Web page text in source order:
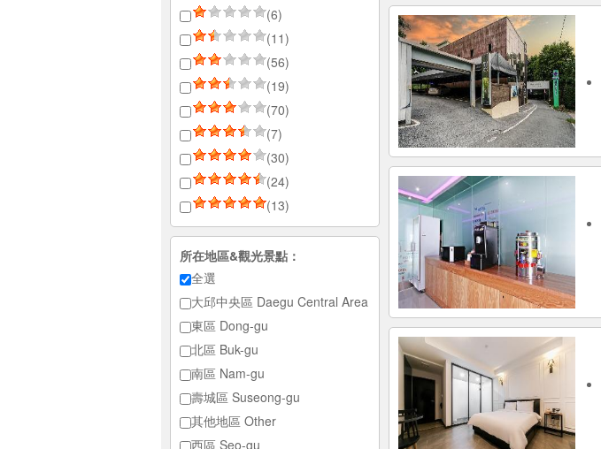
(6)
(11)
(56)
(19)
(70)
(7)
(30)
(24)
(13)
所在地區&觀光景點：
全選
大邱中央區 Daegu Central Area
東區 Dong-gu
北區 Buk-gu
南區 Nam-gu
壽城區 Suseong-gu
其他地區 Other
西區 Seo-gu